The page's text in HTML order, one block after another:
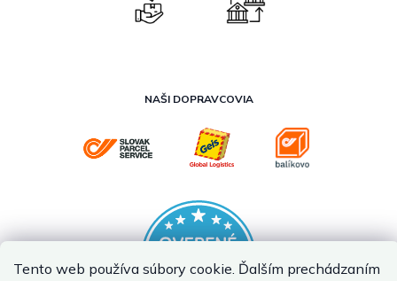
Tento web používa súbory cookie. Ďalším prechádzaním
NAŠI DOPRAVCOVIA